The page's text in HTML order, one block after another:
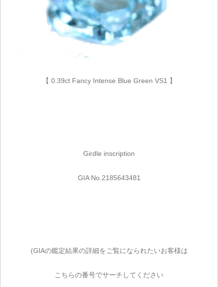
【 0.39ct Fancy Intense Blue Green VS1 】
Girdle inscription
GIA No.2185643481
(GIAの鑑定結果の詳細をご覧になられたいお客様は
こちらの番号でサーチしてください